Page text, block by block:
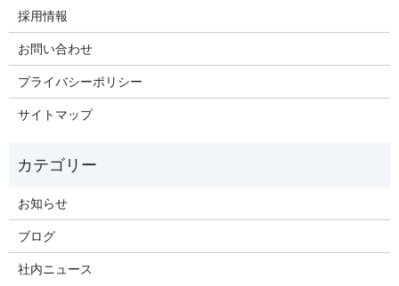
採用情報
お問い合わせ
プライバシーポリシー
サイトマップ
お知らせ
ブログ
社内ニュース